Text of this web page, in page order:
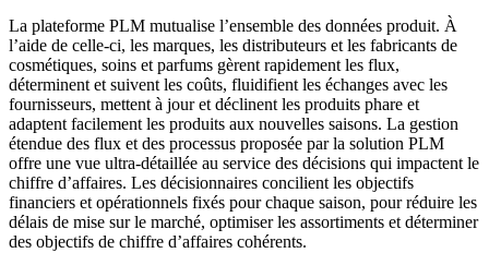
La plateforme PLM mutualise l’ensemble des données produit. À
l’aide de celle-ci, les marques, les distributeurs et les fabricants de
cosmétiques, soins et parfums gèrent rapidement les flux,
déterminent et suivent les coûts, fluidifient les échanges avec les
fournisseurs, mettent à jour et déclinent les produits phare et
adaptent facilement les produits aux nouvelles saisons. La gestion
étendue des flux et des processus proposée par la solution PLM
offre une vue ultra-détaillée au service des décisions qui impactent le
chiffre d’affaires. Les décisionnaires concilient les objectifs
financiers et opérationnels fixés pour chaque saison, pour réduire les
délais de mise sur le marché, optimiser les assortiments et déterminer
des objectifs de chiffre d’affaires cohérents.